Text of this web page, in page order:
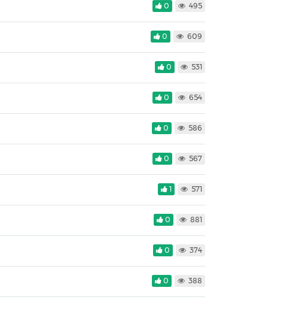
0 495
0 609
0 531
0 654
0 586
0 567
1 571
0 881
0 374
0 388